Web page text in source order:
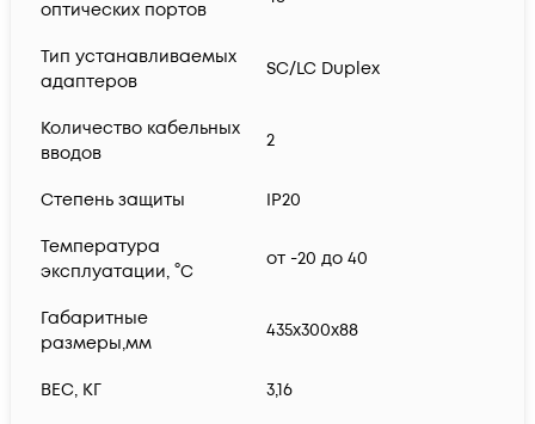
оптических портов
Тип устанавливаемых
адаптеров
SC/LC Duplex
Количество кабельных
вводов
2
Степень защиты IP20
Температура
эксплуатации, °C
от -20 до 40
Габаритные
размеры,мм
435х300х88
ВЕС, КГ 3,16